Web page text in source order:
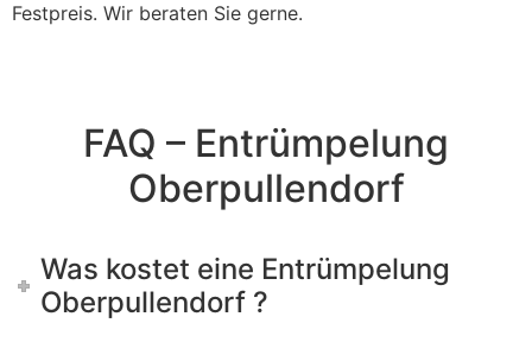
Festpreis. Wir beraten Sie gerne.
FAQ – Entrümpelung
Oberpullendorf
Was kostet eine Entrümpelung
Oberpullendorf ?